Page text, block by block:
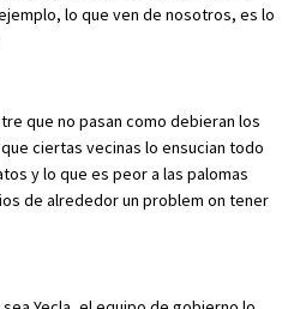
lo que ven de nosotros, es lo
que no pasan como debieran los
ciertas vecinas lo ensucian todo
y lo que es peor a las palomas
de alrededor un problem on tener